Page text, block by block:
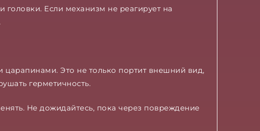
Если механизм не реагирует на
Это не только портит внешний вид,
герметичность.
Не дожидайтесь, пока через повреждение